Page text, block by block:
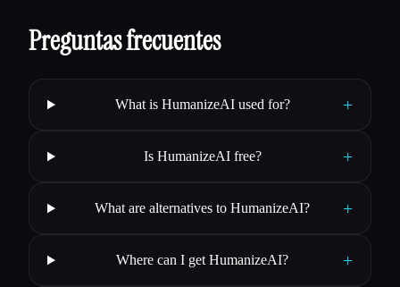
Preguntas frecuentes
What is HumanizeAI used for? +
Is HumanizeAI free? +
What are alternatives to HumanizeAI? +
Where can I get HumanizeAI? +